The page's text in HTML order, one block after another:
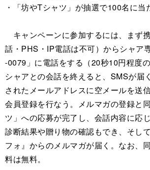
・「坊やTシャツ」が抽選で100名に当
キャンペーンに参加するには、まず
話・PHS・IP電話は不可）からシャア
-0079」に電話をする（20秒10円程度の
シャアとの会話を終えると、SMSが届
されたメールアドレスに空メールを送
会員登録を行なう。メルマガの登録と
ツ」への応募が完了し、会話内容に応
診断結果や贈り物の確認もでき、そし
フォ』からのメルマガが届く。なお、
料は無料。